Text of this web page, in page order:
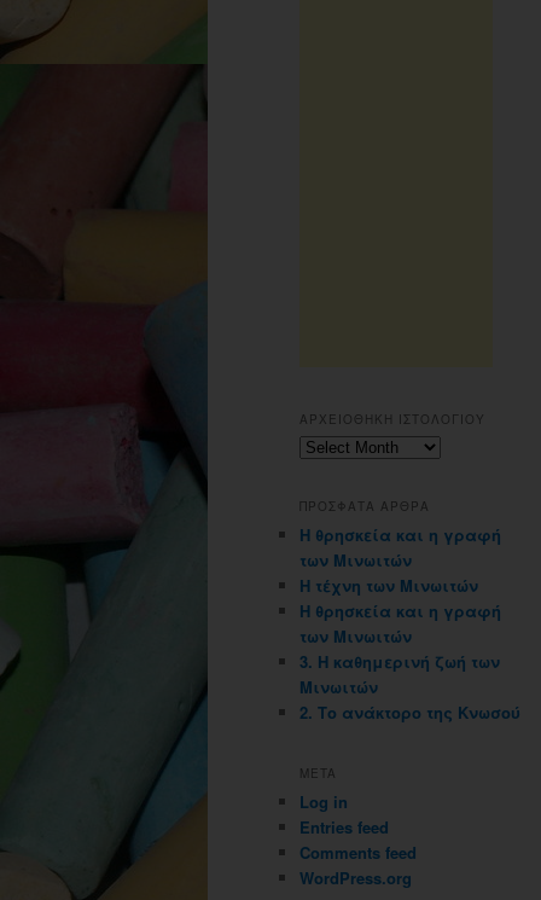
ΑΡΧΕΙΟΘΗΚΗ ΙΣΤΟΛΟΓΙΟΥ
Αρχειοθηκη
ΠΡΟΣΦΑΤΑ ΑΡΘΡΑ
Η θρησκεία και η γραφή
των Μινωιτών
Η τέχνη των Μινωιτών
Η θρησκεία και η γραφή
των Μινωιτών
3. Η καθημερινή ζωή των
Μινωιτών
2. Το ανάκτορο της Κνωσού
META
Log in
Entries feed
Comments feed
WordPress.org